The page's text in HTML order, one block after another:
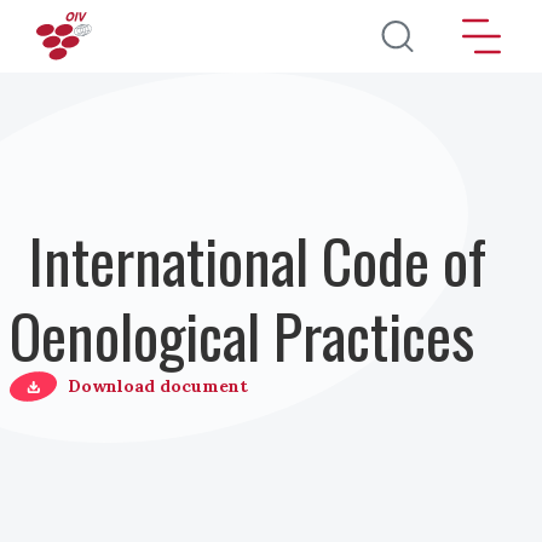
Pasar al contenido principal
International Code of
Oenological Practices
Download document